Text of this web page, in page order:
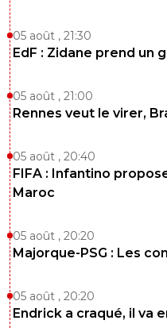
05 août , 21:30
EdF : Zidane prend un
05 août , 21:00
Rennes veut le virer,
05 août , 20:40
FIFA : Infantino
Maroc
05 août , 20:20
Majorque-PSG : Les
05 août , 20:20
Endrick a craqué, il va